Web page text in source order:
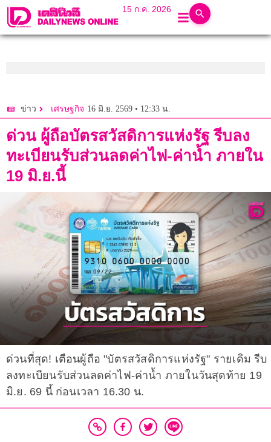
15 ก.ค. 2026
ข่าว เศรษฐกิจ 16 มิ.ย. 2569 • 12:33 น.
ด่วน ผู้ถือบัตรสวัสดิการแห่งรัฐ รีบลง
ทะเบียนรับส่วนลดค่าไฟ-ค่าน้ำ ภายใน
19 มิ.ย.นี้
ด่วนที่สุด! เตือนผู้ถือ "บัตรสวัสดิการแห่งรัฐ" รายเดิม รีบ
ลงทะเบียนรับส่วนลดค่าไฟ-ค่าน้ำ ภายในวันสุดท้าย 19
มิ.ย. 69 นี้ ก่อนเวลา 16.30 น.